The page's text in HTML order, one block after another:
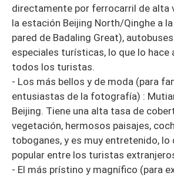
directamente por ferrocarril de alta
la estación Beijing North/Qinghe a
pared de Badaling Great),
especiales turísticas, lo que lo hace
todos los turistas.
- Los más bellos y de moda (para
entusiastas de la fotografía) :
Beijing. Tiene una alta tasa de
vegetación, hermosos paisajes,
toboganes, y es muy entretenido, lo
popular entre los turistas
- El más prístino y magnífico (para